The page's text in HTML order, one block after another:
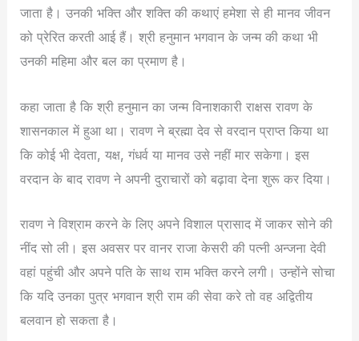
जाता है। उनकी भक्ति और शक्ति की कथाएं हमेशा से ही मानव जीवन
को प्रेरित करती आई हैं। श्री हनुमान भगवान के जन्म की कथा भी
उनकी महिमा और बल का प्रमाण है।
कहा जाता है कि श्री हनुमान का जन्म विनाशकारी राक्षस रावण के
शासनकाल में हुआ था। रावण ने ब्रह्मा देव से वरदान प्राप्त किया था
कि कोई भी देवता, यक्ष, गंधर्व या मानव उसे नहीं मार सकेगा। इस
वरदान के बाद रावण ने अपनी दुराचारों को बढ़ावा देना शुरू कर दिया।
रावण ने विश्राम करने के लिए अपने विशाल प्रासाद में जाकर सोने की
नींद सो ली। इस अवसर पर वानर राजा केसरी की पत्नी अन्जना देवी
वहां पहुंची और अपने पति के साथ राम भक्ति करने लगी। उन्होंने सोचा
कि यदि उनका पुत्र भगवान श्री राम की सेवा करे तो वह अद्वितीय
बलवान हो सकता है।